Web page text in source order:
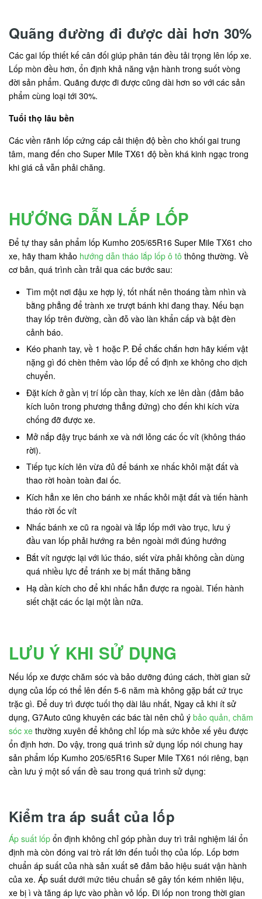
Quãng đường đi được dài hơn 30%
Các gai lốp thiết kế cân đối giúp phân tán đều tải trọng lên lốp xe.
Lốp mòn đều hơn, ổn định khả năng vận hành trong suốt vòng
đời sản phẩm. Quãng được đi được cũng dài hơn so với các sản
phẩm cùng loại tới 30%.
Tuổi thọ lâu bền
Các viền rãnh lốp cứng cáp cải thiện độ bền cho khối gai trung
tâm, mang đến cho Super Mile TX61 độ bền khá kinh ngạc trong
khi giá cả vẫn phải chăng.
HƯỚNG DẪN LẮP LỐP
Để tự thay sản phẩm lốp Kumho 205/65R16 Super Mile TX61 cho
xe, hãy tham khảo hướng dẫn tháo lắp lốp ô tô thông thường. Về
cơ bản, quá trình cần trải qua các bước sau:
Tìm một nơi đậu xe hợp lý, tốt nhất nên thoáng tầm nhìn và
bằng phẳng để trành xe trượt bánh khi đang thay. Nếu bạn
thay lốp trên đường, cần đỗ vào làn khẩn cấp và bật đèn
cảnh báo.
Kéo phanh tay, về 1 hoặc P. Để chắc chắn hơn hãy kiếm vật
nặng gì đó chèn thêm vào lốp để cố định xe không cho dịch
chuyển.
Đặt kích ở gần vị trí lốp cần thay, kích xe lên dần (đảm bảo
kích luôn trong phương thẳng đứng) cho đến khi kích vừa
chống đỡ được xe.
Mở nắp đậy trục bánh xe và nới lỏng các ốc vít (không tháo
rời).
Tiếp tục kích lên vừa đủ để bánh xe nhấc khỏi mặt đất và
thao rời hoàn toàn đai ốc.
Kích hẳn xe lên cho bánh xe nhấc khỏi mặt đất và tiến hành
tháo rời ốc vít
Nhấc bánh xe cũ ra ngoài và lắp lốp mới vào trục, lưu ý
đầu van lốp phải hướng ra bên ngoài mới đúng hướng
Bắt vít ngược lại với lúc tháo, siết vừa phải không cần dùng
quá nhiều lực để tránh xe bị mất thăng bằng
Hạ dần kích cho để khi nhấc hẳn được ra ngoài. Tiến hành
siết chặt các ốc lại một lần nữa.
LƯU Ý KHI SỬ DỤNG
Nếu lốp xe được chăm sóc và bảo dưỡng đúng cách, thời gian sử
dụng của lốp có thể lên đến 5-6 năm mà không gặp bất cứ trục
trặc gì. Để duy trì được tuối thọ dài lâu nhất, Ngay cả khi ít sử
dụng, G7Auto cũng khuyên các bác tài nên chủ ý bảo quản, chăm
sóc xe thường xuyên để không chỉ lốp mà sức khỏe xế yêu được
ổn định hơn. Do vậy, trong quá trình sử dụng lốp nói chung hay
sản phẩm lốp Kumho 205/65R16 Super Mile TX61 nói riêng, bạn
cần lưu ý một số vấn đề sau trong quá trình sử dụng:
Kiểm tra áp suất của lốp
Áp suất lốp ổn định không chỉ góp phần duy trì trải nghiệm lái ổn
định mà còn đóng vai trò rất lớn đến tuổi thọ của lốp. Lốp bơm
chuẩn áp suất của nhà sản xuất sẽ đảm bảo hiệu suát vận hành
của xe. Áp suất dưới mức tiêu chuẩn sẽ gây tốn kém nhiên liệu,
xe bị ì và tăng áp lực vào phần vỏ lốp. Đi lốp non trong thời gian